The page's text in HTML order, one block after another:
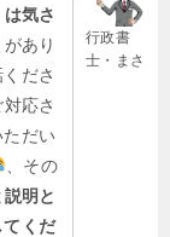
行政書
士・まさ
は気さ
あり
ださ
応さ
だい
、その
明と
てくだ